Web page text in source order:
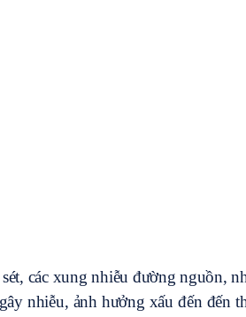
các xung nhiễu đường nguồn,
nhiễu, ảnh hưởng xấu đến đến